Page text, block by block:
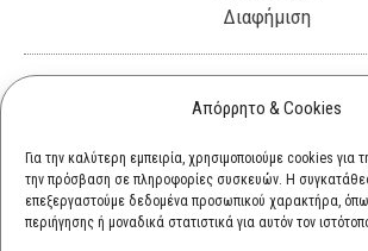
Απόρρητο & Cookies
Για την καλύτερη εμπειρία, χρησιμοποιούμε cookies για
την πρόσβαση σε πληροφορίες συσκευών. Η
επεξεργαστούμε δεδομένα προσωπικού χαρακτήρα,
περιήγησης ή μοναδικά στατιστικά για αυτόν τον
Διαφήμιση
Λεωφόρος Θησέως 330. Καλλιθέα, 17675
cultok.gr@gmail.com